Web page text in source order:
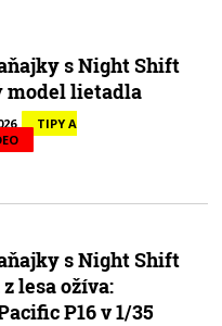
s Night Shift
model lietadla
TIPY A
s Night Shift
lesa ožíva:
P16 v 1/35